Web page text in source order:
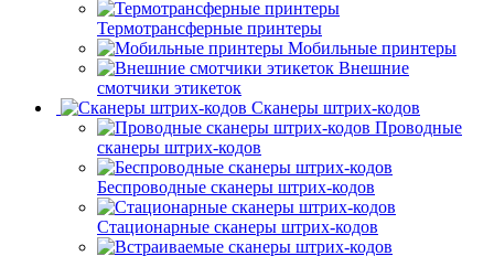
Термотрансферные принтеры
Мобильные принтеры
Внешние
смотчики этикеток
Сканеры штрих-кодов
Проводные
сканеры штрих-кодов
Беспроводные сканеры штрих-кодов
Стационарные сканеры штрих-кодов